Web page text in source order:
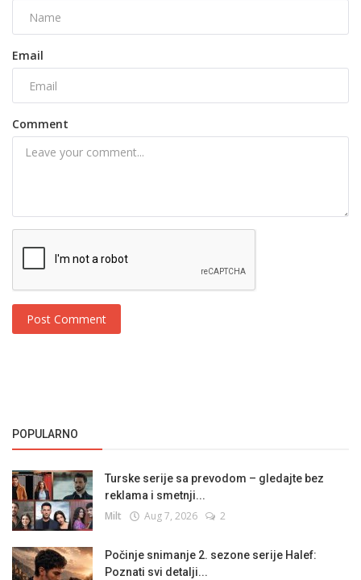
Email
Comment
Post Comment
POPULARNO
Turske serije sa prevodom – gledajte bez
reklama i smetnji...
Milt Aug 7, 2026 2
Počinje snimanje 2. sezone serije Halef:
Poznati svi detalji...